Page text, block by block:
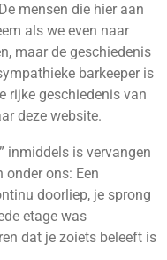
mensen die hier aan
als we even naar
maar de geschiedenis
barkeeper is
rijke geschiedenis van
deze website.
inmiddels is vervangen
onder ons: Een
doorliep, je sprong
etage was
dat je zoiets beleeft is